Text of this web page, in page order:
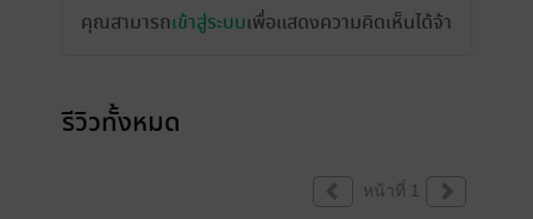
คุณสามารถเข้าสู่ระบบเพื่อแสดงความคิดเห็นได้จ้า
รีวิวทั้งหมด
หน้าที่ 1